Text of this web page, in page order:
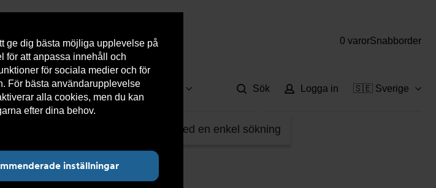
ge dig bästa möjliga upplevelse på
för att anpassa innehåll och
för sociala medier och för
För bästa användarupplevelse
alla cookies, men du kan
efter dina behov.
inställningar
0 varorSnabborder
Kontakta oss Kundservice
Hitta det du letar efter med en enkel sökning
Sök Logga in 🇸🇪 Sverige